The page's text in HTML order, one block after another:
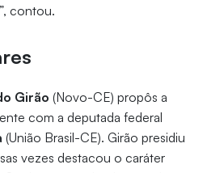
contou.
Girão (Novo-CE) propôs a
com a deputada federal
(União Brasil-CE). Girão presidiu
vezes destacou o caráter